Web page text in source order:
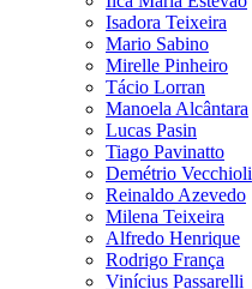
Isadora Teixeira
Mario Sabino
Mirelle Pinheiro
Tácio Lorran
Manoela Alcântara
Lucas Pasin
Tiago Pavinatto
Demétrio Vecchioli
Reinaldo Azevedo
Milena Teixeira
Alfredo Henrique
Rodrigo França
Vinícius Passarelli